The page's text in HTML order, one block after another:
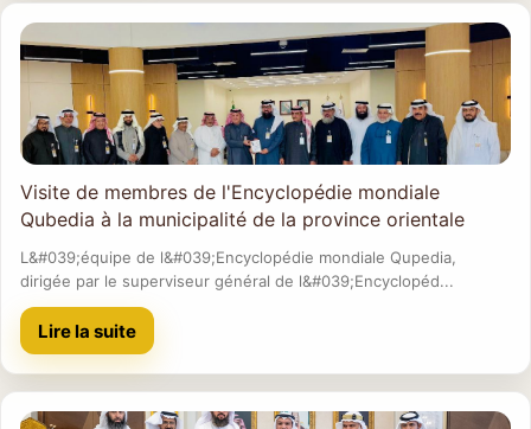
Visite de membres de l'Encyclopédie mondiale
Qubedia à la municipalité de la province orientale
L&#039;équipe de l&#039;Encyclopédie mondiale Qupedia,
dirigée par le superviseur général de l&#039;Encyclopéd...
Lire la suite